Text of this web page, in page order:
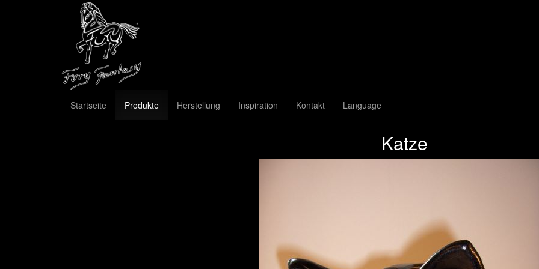
Startseite Produkte Herstellung Inspiration Kontakt Language
Katze